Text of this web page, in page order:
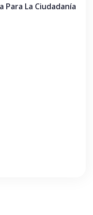
Para La Ciudadanía